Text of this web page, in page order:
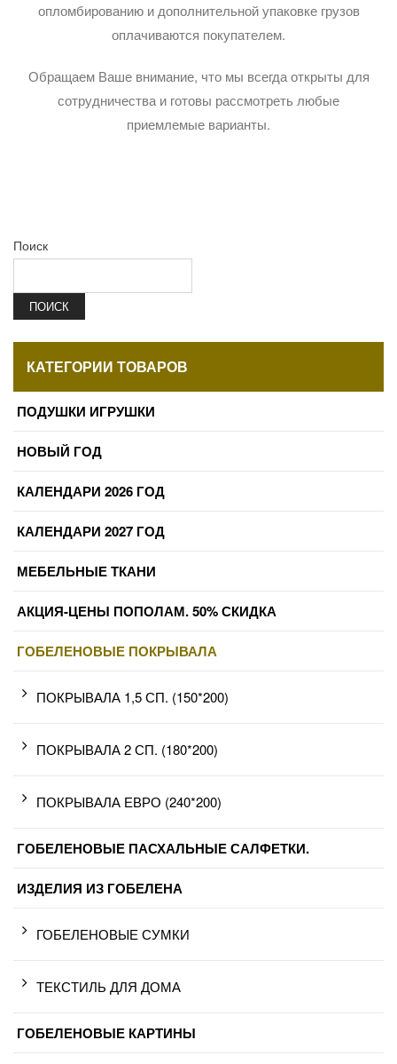
опломбированию и дополнительной упаковке грузов
оплачиваются покупателем.
Обращаем Ваше внимание, что мы всегда открыты для
сотрудничества и готовы рассмотреть любые
приемлемые варианты.
Поиск
ПОИСК
КАТЕГОРИИ ТОВАРОВ
ПОДУШКИ ИГРУШКИ
НОВЫЙ ГОД
КАЛЕНДАРИ 2026 ГОД
КАЛЕНДАРИ 2027 ГОД
МЕБЕЛЬНЫЕ ТКАНИ
АКЦИЯ-ЦЕНЫ ПОПОЛАМ. 50% СКИДКА
ГОБЕЛЕНОВЫЕ ПОКРЫВАЛА
ПОКРЫВАЛА 1,5 СП. (150*200)
ПОКРЫВАЛА 2 СП. (180*200)
ПОКРЫВАЛА ЕВРО (240*200)
ГОБЕЛЕНОВЫЕ ПАСХАЛЬНЫЕ САЛФЕТКИ.
ИЗДЕЛИЯ ИЗ ГОБЕЛЕНА
ГОБЕЛЕНОВЫЕ СУМКИ
ТЕКСТИЛЬ ДЛЯ ДОМА
ГОБЕЛЕНОВЫЕ КАРТИНЫ